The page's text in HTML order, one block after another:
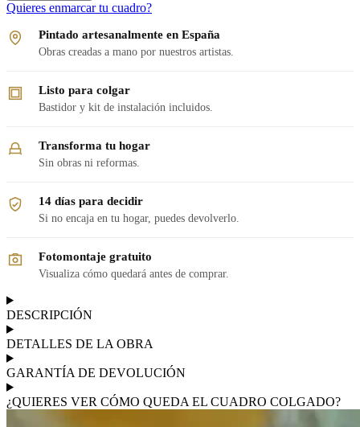
Quieres enmarcar tu cuadro?
Pintado artesanalmente en España
Obras creadas a mano por nuestros artistas.
Listo para colgar
Bastidor y kit de instalación incluidos.
Transforma tu hogar
Sin obras ni reformas.
14 días para decidir
Si no encaja en tu hogar, puedes devolverlo.
Fotomontaje gratuito
Visualiza cómo quedará antes de comprar.
DESCRIPCIÓN
DETALLES DE LA OBRA
GARANTÍA DE DEVOLUCIÓN
¿QUIERES VER CÓMO QUEDA EL CUADRO COLGADO?